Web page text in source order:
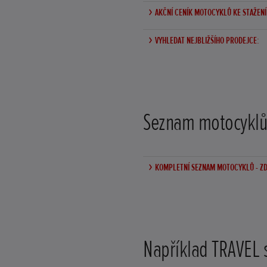
AKČNÍ CENÍK MOTOCYKLŮ KE
VYHLEDAT NEJBLIŽŠÍHO PRODEJCE:
Seznam
KOMPLETNÍ SEZNAM MOTOCYKLŮ -
Například TRAVEL